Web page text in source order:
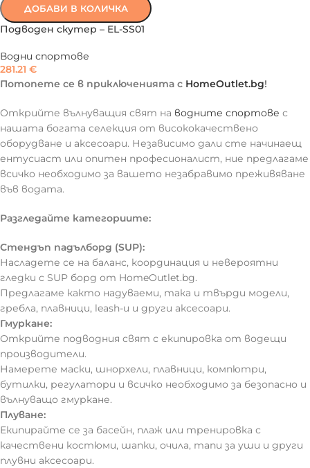
ДОБАВИ В КОЛИЧКА
Подводен скутер – EL-SS01
Водни спортове
281.21 €
Потопете се в приключенията с HomeOutlet.bg!
Открийте вълнуващия свят на водните спортове с
нашата богата селекция от висококачествено
оборудване и аксесоари. Независимо дали сте начинаещ
ентусиаст или опитен професионалист, ние предлагаме
всичко необходимо за вашето незабравимо преживяване
във водата.
Разгледайте категориите:
Стендъп падълборд (SUP):
Насладете се на баланс, координация и невероятни
гледки с SUP борд от HomeOutlet.bg.
Предлагаме както надуваеми, така и твърди модели,
гребла, плавници, leash-и и други аксесоари.
Гмуркане:
Открийте подводния свят с екипировка от водещи
производители.
Намерете маски, шнорхели, плавници, компютри,
бутилки, регулатори и всичко необходимо за безопасно и
вълнуващо гмуркане.
Плуване:
Екипирайте се за басейн, плаж или тренировка с
качествени костюми, шапки, очила, тапи за уши и други
плувни аксесоари.